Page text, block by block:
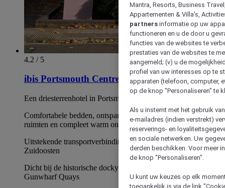
4.2 / 5
ibis Portsmouth Centre
Een driesterrenhotel in Portsmouth met eigen parkeerplaats
Comfortabele bedden, ontspannen gemeenschappelijke
ruimten en compleet warm ontbijt
Uitstekende transportverbindingen met toegang tot het bredere
Zuidoosten
Dicht bij de historische dockyard van Portsmouth en
Gunwharf Quays
Mantra, Resorts, Business
Appartementen & Villa's,
partners informatie op uw
functioneren en u de door u
functies van de websites te
prestaties van de websites te
aangemeld; (v) u de
profiel van uw interesses op te
apparaten (telefoon, computer,
op de knop "Personaliseren" te
Als u instemt met het gebruik
e-mailadres (indien verstrekt)
reserverings- en
en sociale netwerken. Uw
derden beschikken. Voor meer
de knop "Personaliseren".
U kunt uw keuzes op elk
toegankelijk is via de link